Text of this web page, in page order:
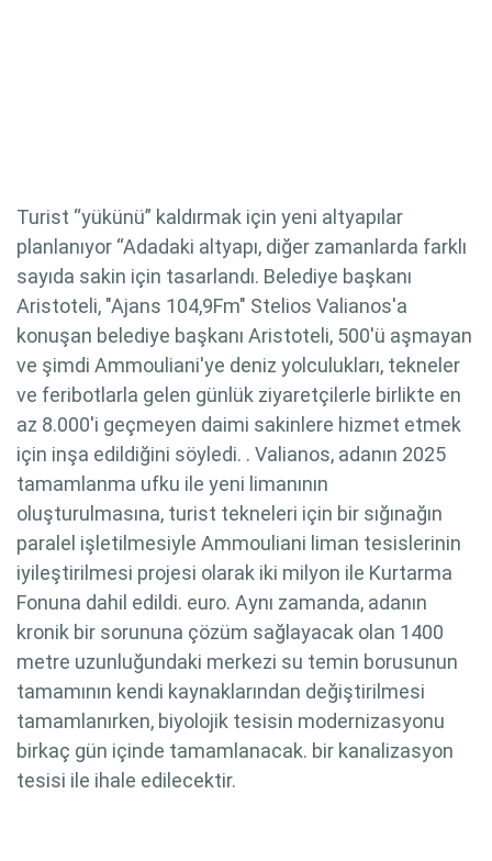
Turist “yükünü” kaldırmak için yeni altyapılar
planlanıyor “Adadaki altyapı, diğer zamanlarda farklı
sayıda sakin için tasarlandı. Belediye başkanı
Aristoteli, "Ajans 104,9Fm" Stelios Valianos'a
konuşan belediye başkanı Aristoteli, 500'ü aşmayan
ve şimdi Ammouliani'ye deniz yolculukları, tekneler
ve feribotlarla gelen günlük ziyaretçilerle birlikte en
az 8.000'i geçmeyen daimi sakinlere hizmet etmek
için inşa edildiğini söyledi. . Valianos, adanın 2025
tamamlanma ufku ile yeni limanının
oluşturulmasına, turist tekneleri için bir sığınağın
paralel işletilmesiyle Ammouliani liman tesislerinin
iyileştirilmesi projesi olarak iki milyon ile Kurtarma
Fonuna dahil edildi. euro. Aynı zamanda, adanın
kronik bir sorununa çözüm sağlayacak olan 1400
metre uzunluğundaki merkezi su temin borusunun
tamamının kendi kaynaklarından değiştirilmesi
tamamlanırken, biyolojik tesisin modernizasyonu
birkaç gün içinde tamamlanacak. bir kanalizasyon
tesisi ile ihale edilecektir.